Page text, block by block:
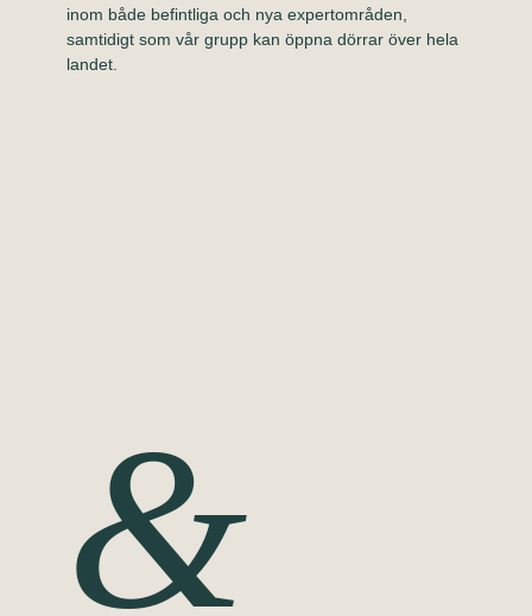
inom både befintliga och nya expertområden,
samtidigt som vår grupp kan öppna dörrar över hela
landet.
&